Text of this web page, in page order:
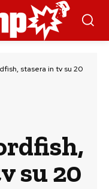
stasera in tv su 20
su 20